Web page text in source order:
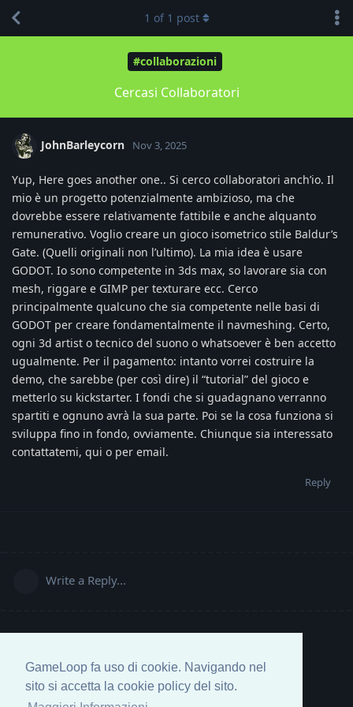
GameLoop fa uso di cookie. Navigando nel
sito si accetta la cookie policy del sito.
#collaborazioni
Cercasi Collaboratori
1 of 1 post
JohnBarleycorn Nov 3, 2025
Yup, Here goes another one.. Si cerco collaboratori anch’io. Il
mio è un progetto potenzialmente ambizioso, ma che
dovrebbe essere relativamente fattibile e anche alquanto
remunerativo. Voglio creare un gioco isometrico stile Baldur’s
Gate. (Quelli originali non l’ultimo). La mia idea è usare
GODOT. Io sono competente in 3ds max, so lavorare sia con
mesh, riggare e GIMP per texturare ecc. Cerco
principalmente qualcuno che sia competente nelle basi di
GODOT per creare fondamentalmente il navmeshing. Certo,
ogni 3d artist o tecnico del suono o whatsoever è ben accetto
ugualmente. Per il pagamento: intanto vorrei costruire la
demo, che sarebbe (per così dire) il “tutorial” del gioco e
metterlo su kickstarter. I fondi che si guadagnano verranno
spartiti e ognuno avrà la sua parte. Poi se la cosa funziona si
sviluppa fino in fondo, ovviamente. Chiunque sia interessato
contattatemi, qui o per email.
Reply
Write a Reply...